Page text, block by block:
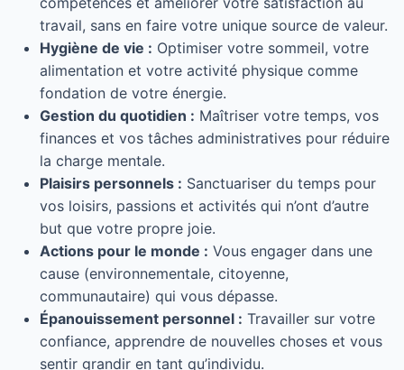
travail, sans en faire votre unique source de valeur.
Hygiène de vie : Optimiser votre sommeil, votre
alimentation et votre activité physique comme
fondation de votre énergie.
Gestion du quotidien : Maîtriser votre temps, vos
finances et vos tâches administratives pour réduire
la charge mentale.
Plaisirs personnels : Sanctuariser du temps pour
vos loisirs, passions et activités qui n’ont d’autre
but que votre propre joie.
Actions pour le monde : Vous engager dans une
cause (environnementale, citoyenne,
communautaire) qui vous dépasse.
Épanouissement personnel : Travailler sur votre
confiance, apprendre de nouvelles choses et vous
sentir grandir en tant qu’individu.